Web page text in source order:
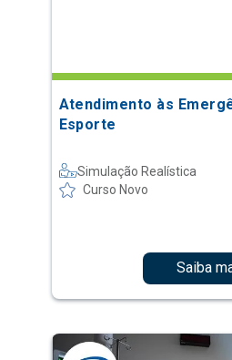
Atendimento às
Esporte
Simulação Realística
Curso Novo
Saiba